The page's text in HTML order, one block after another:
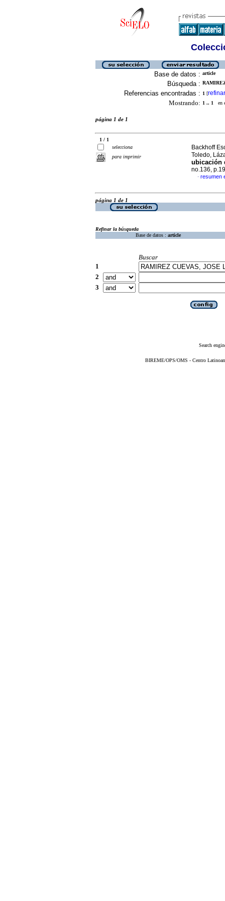
Base de datos : article
Búsqueda :
Referencias encontradas : 1 [refinar
Mostrando: 1 .. 1 en
página 1 de 1
1 / 1
selecciona
para imprimir
Backhoff
Toledo,
ubicación
no.136,
· resumen
página 1 de 1
Refinar la búsqueda
Base de datos : article
Buscar
1
2
3
Search
BIREME/OPS/OMS - Centro